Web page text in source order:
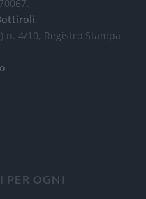
.
n. 4/10, Registro Stampa
PER OGNI